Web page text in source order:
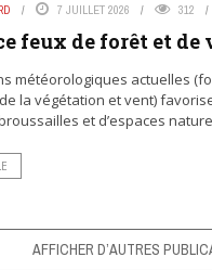
7 JUILLET 2026 312
feux de forêt et de
météorologiques actuelles
la végétation et vent)
et d’espaces
AFFICHER D’AUTRES